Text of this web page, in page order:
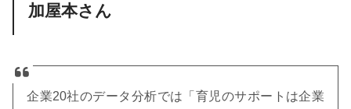
加屋本さん
企業20社のデータ分析では「育児のサポートは企業